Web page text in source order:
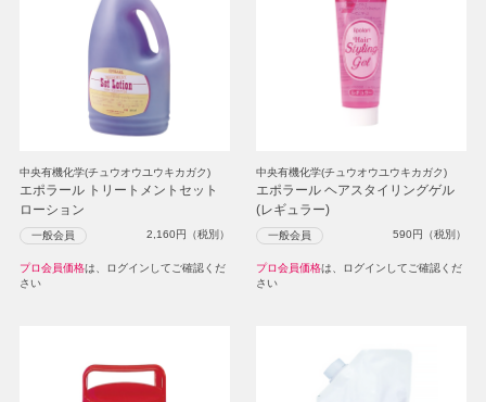
中央有機化学(チュウオウユウキカガク)
エポラール トリートメントセット
ローション
一般会員 2,160円（税別）
プロ会員価格は、ログインしてご確認くだ
さい
中央有機化学(チュウオウユウキカガク)
エポラール ヘアスタイリングゲル
(レギュラー)
一般会員 590円（税別）
プロ会員価格は、ログインしてご確認くだ
さい